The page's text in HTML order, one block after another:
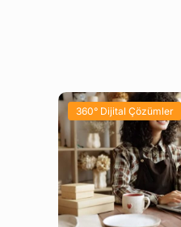
360° Dijital Çözümler